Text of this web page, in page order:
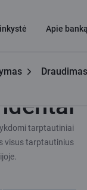
Apie
Draudimas
tarptautiniai
visus tarptautinius